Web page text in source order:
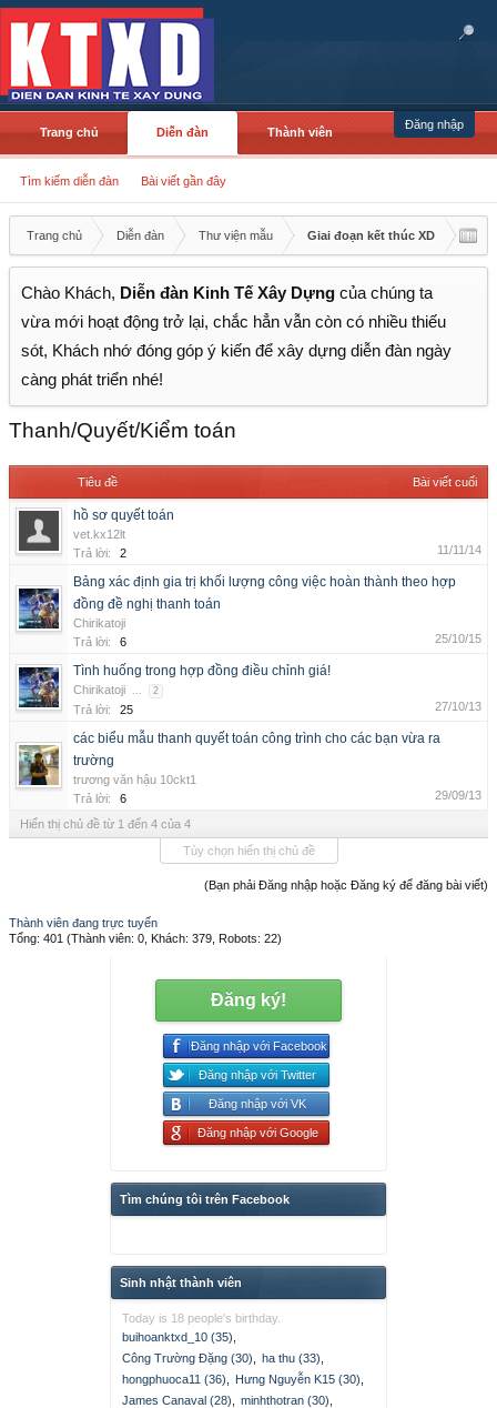
Đăng nhập
Trang chủ Diễn đàn
Tìm kiếm diễn đàn Bài viết gần đây
Thành viên
Trang chủ Diễn đàn Thư viện mẫu Giai đoạn kết thúc XD
Chào Khách, Diễn đàn Kinh Tế Xây Dựng của chúng ta
vừa mới hoạt động trở lại, chắc hẳn vẫn còn có nhiều thiếu
sót, Khách nhớ đóng góp ý kiến để xây dựng diễn đàn ngày
càng phát triển nhé!
Thanh/Quyết/Kiểm toán
Tiêu đề Bài viết cuối
hồ sơ quyết toán
vet.kx12lt
Trả lời:
2 11/11/14
Bảng xác định gia trị khối lượng công việc hoàn thành theo hợp
đồng đề nghị thanh toán
Chirikatoji
Trả lời:
6 25/10/15
Tình huống trong hợp đồng điều chỉnh giá!
Chirikatoji ... 2
Trả lời: 25 27/10/13
các biểu mẫu thanh quyết toán công trình cho các bạn vừa ra
trường
trương văn hậu 10ckt1
Trả lời:
6 29/09/13
Hiển thị chủ đề từ 1 đến 4 của 4
Tùy chọn hiển thị chủ đề
(Bạn phải Đăng nhập hoặc Đăng ký để đăng bài viết)
Thành viên đang trực tuyến
Tổng: 401 (Thành viên: 0, Khách: 379, Robots: 22)
Đăng ký!
Đăng nhập với Facebook
Đăng nhập với Twitter
Đăng nhập với VK
Đăng nhập với Google
Tìm chúng tôi trên Facebook
Sinh nhật thành viên
Today is 18 people's birthday.
buihoanktxd_10 (35)
Công Trường Đặng (30)
ha thu (33)
hongphuoca11 (36)
Hưng Nguyễn K15 (30)
James Canaval (28)
minhthotran (30)